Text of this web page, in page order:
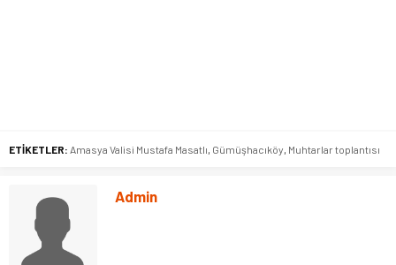
ETİKETLER: Amasya Valisi Mustafa Masatlı Gümüşhacıköy Muhtarlar toplantısı
Admin